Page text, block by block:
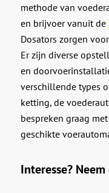
methode van
en brijvoer vanuit de
Dosators zorgen
Er zijn diverse
en
verschillende types
ketting, de
bespreken graag
geschikte
Interesse?